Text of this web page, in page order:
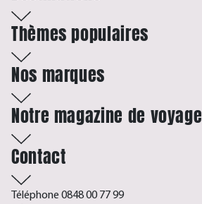
Thèmes populaires
Nos marques
Notre magazine de voyage
Contact
Téléphone 0848 00 77 99